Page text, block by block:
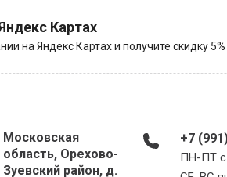
Картах
на Яндекс Картах и получите скидку 5%
Московская
область, Орехово-
Зуевский район, д.
+7
ПН-ПТ с